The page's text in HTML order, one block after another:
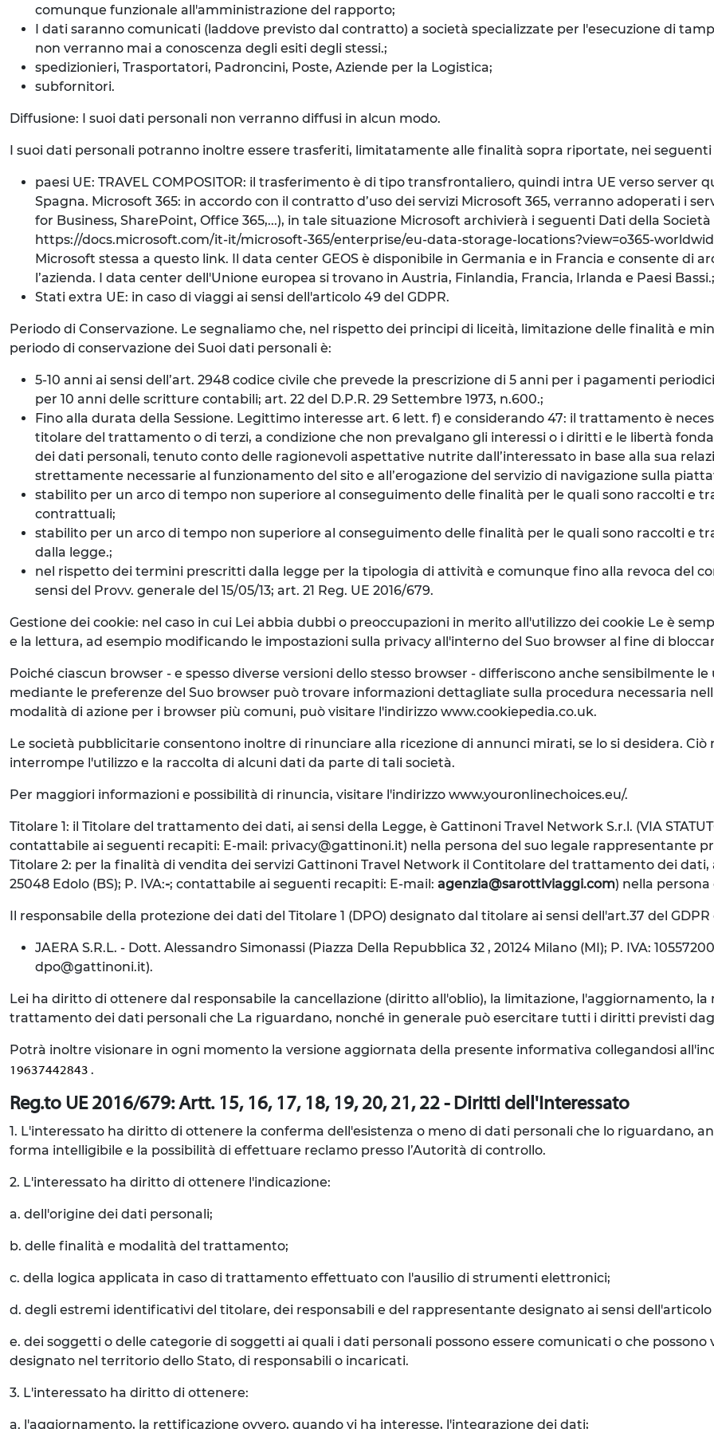
comunque funzionale all'amministrazione del rapporto;
I dati saranno comunicati (laddove previsto dal contratto) a società specializzate per l'esecuzione di
non verranno mai a conoscenza degli esiti degli stessi.;
spedizionieri, Trasportatori, Padroncini, Poste, Aziende per la Logistica;
subfornitori.
Diffusione: I suoi dati personali non verranno diffusi in alcun modo.
I suoi dati personali potranno inoltre essere trasferiti, limitatamente alle finalità sopra riportate, nei
paesi UE: TRAVEL COMPOSITOR: il trasferimento è di tipo transfrontaliero, quindi intra UE verso server
Spagna. Microsoft 365: in accordo con il contratto d’uso dei servizi Microsoft 365, verranno adoperati i
for Business, SharePoint, Office 365,...), in tale situazione Microsoft archivierà i seguenti Dati della
https://docs.microsoft.com/it-it/microsoft-365/enterprise/eu-data-storage-locations?view=o365-
Microsoft stessa a questo link. Il data center GEOS è disponibile in Germania e in Francia e consente di
l’azienda. I data center dell'Unione europea si trovano in Austria, Finlandia, Francia, Irlanda e Paesi Bassi.;
Stati extra UE: in caso di viaggi ai sensi dell'articolo 49 del GDPR.
Periodo di Conservazione. Le segnaliamo che, nel rispetto dei principi di liceità, limitazione delle finalità e
periodo di conservazione dei Suoi dati personali è:
5-10 anni ai sensi dell’art. 2948 codice civile che prevede la prescrizione di 5 anni per i pagamenti
per 10 anni delle scritture contabili; art. 22 del D.P.R. 29 Settembre 1973, n.600.;
Fino alla durata della Sessione. Legittimo interesse art. 6 lett. f) e considerando 47: il trattamento è
titolare del trattamento o di terzi, a condizione che non prevalgano gli interessi o i diritti e le libertà
dei dati personali, tenuto conto delle ragionevoli aspettative nutrite dall’interessato in base alla sua
strettamente necessarie al funzionamento del sito e all’erogazione del servizio di navigazione sulla
stabilito per un arco di tempo non superiore al conseguimento delle finalità per le quali sono raccolti e
contrattuali;
stabilito per un arco di tempo non superiore al conseguimento delle finalità per le quali sono raccolti e
dalla legge.;
nel rispetto dei termini prescritti dalla legge per la tipologia di attività e comunque fino alla revoca del
sensi del Provv. generale del 15/05/13; art. 21 Reg. UE 2016/679.
Gestione dei cookie: nel caso in cui Lei abbia dubbi o preoccupazioni in merito all'utilizzo dei cookie Le è
e la lettura, ad esempio modificando le impostazioni sulla privacy all'interno del Suo browser al fine di
Poiché ciascun browser - e spesso diverse versioni dello stesso browser - differiscono anche sensibilmente
mediante le preferenze del Suo browser può trovare informazioni dettagliate sulla procedura necessaria
modalità di azione per i browser più comuni, può visitare l'indirizzo www.cookiepedia.co.uk.
Le società pubblicitarie consentono inoltre di rinunciare alla ricezione di annunci mirati, se lo si desidera.
interrompe l'utilizzo e la raccolta di alcuni dati da parte di tali società.
Per maggiori informazioni e possibilità di rinuncia, visitare l'indirizzo www.youronlinechoices.eu/.
Titolare 1: il Titolare del trattamento dei dati, ai sensi della Legge, è Gattinoni Travel Network S.r.l. (VIA
contattabile ai seguenti recapiti: E-mail: privacy@gattinoni.it) nella persona del suo legale rappresentante
Titolare 2: per la finalità di vendita dei servizi Gattinoni Travel Network il Contitolare del trattamento dei dati,
25048 Edolo (BS); P. IVA:-; contattabile ai seguenti recapiti: E-mail: agenzia@sarottiviaggi.com) nella
Il responsabile della protezione dei dati del Titolare 1 (DPO) designato dal titolare ai sensi dell'art.37 del GDPR
JAERA S.R.L. - Dott. Alessandro Simonassi (Piazza Della Repubblica 32 , 20124 Milano (MI); P. IVA:
dpo@gattinoni.it).
Lei ha diritto di ottenere dal responsabile la cancellazione (diritto all'oblio), la limitazione, l'aggiornamento,
trattamento dei dati personali che La riguardano, nonché in generale può esercitare tutti i diritti previsti dagli
Potrà inoltre visionare in ogni momento la versione aggiornata della presente informativa collegandosi
19637442843 .
Reg.to UE 2016/679: Artt. 15, 16, 17, 18, 19, 20, 21, 22 - Diritti dell'Interessato
1. L'interessato ha diritto di ottenere la conferma dell'esistenza o meno di dati personali che lo riguardano,
forma intelligibile e la possibilità di effettuare reclamo presso l’Autorità di controllo.
2. L'interessato ha diritto di ottenere l'indicazione:
a. dell'origine dei dati personali;
b. delle finalità e modalità del trattamento;
c. della logica applicata in caso di trattamento effettuato con l'ausilio di strumenti elettronici;
d. degli estremi identificativi del titolare, dei responsabili e del rappresentante designato ai sensi dell'articolo
e. dei soggetti o delle categorie di soggetti ai quali i dati personali possono essere comunicati o che
designato nel territorio dello Stato, di responsabili o incaricati.
3. L'interessato ha diritto di ottenere:
a. l'aggiornamento, la rettificazione ovvero, quando vi ha interesse, l'integrazione dei dati;